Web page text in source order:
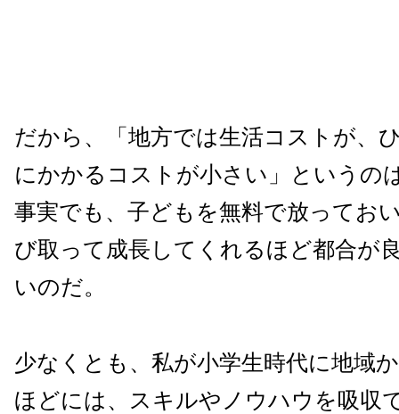
だから、「地方では生活コストが、
にかかるコストが小さい」というの
事実でも、子どもを無料で放ってお
び取って成長してくれるほど都合が
いのだ。
少なくとも、私が小学生時代に地域
ほどには、スキルやノウハウを吸収